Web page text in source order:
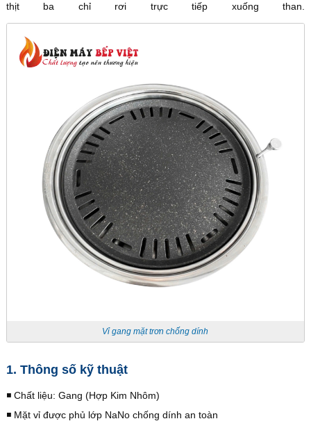
thịt ba chỉ rơi trực tiếp xuống than.
Vỉ gang mặt trơn chống dính
1. Thông số kỹ thuật
◾️ Chất liệu: Gang (Hợp Kim Nhôm)
◾️ Mặt vỉ được phủ lớp NaNo chống dính an toàn